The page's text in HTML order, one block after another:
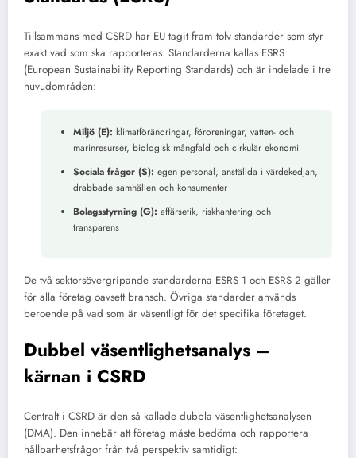
Tillsammans med CSRD har EU tagit fram tolv standarder som styr
exakt vad som ska rapporteras. Standarderna kallas ESRS
(European Sustainability Reporting Standards) och är indelade i tre
huvudområden:
Miljö (E): klimatförändringar, föroreningar, vatten- och
marinresurser, biologisk mångfald och cirkulär ekonomi
Sociala frågor (S): egen personal, anställda i värdekedjan,
drabbade samhällen och konsumenter
Bolagsstyrning (G): affärsetik, riskhantering och
transparens
De två sektorsövergripande standarderna ESRS 1 och ESRS 2 gäller
för alla företag oavsett bransch. Övriga standarder används
beroende på vad som är väsentligt för det specifika företaget.
Dubbel väsentlighetsanalys –
kärnan i CSRD
Centralt i CSRD är den så kallade dubbla väsentlighetsanalysen
(DMA). Den innebär att företag måste bedöma och rapportera
hållbarhetsfrågor från två perspektiv samtidigt: